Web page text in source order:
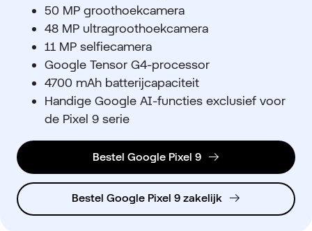
50 MP groothoekcamera
48 MP ultragroothoekcamera
11 MP selfiecamera
Google Tensor G4-processor
4700 mAh batterijcapaciteit
Handige Google AI-functies exclusief voor
de Pixel 9 serie
Bestel Google Pixel 9
Bestel Google Pixel 9 zakelijk